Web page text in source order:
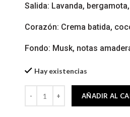
Salida: Lavanda,
Corazón: Crema batida,
Fondo: Musk, notas
Hay existencias
AÑADIR AL